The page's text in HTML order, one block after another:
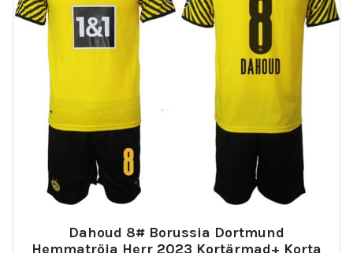
Dahoud 8# Borussia Dortmund
Hemmatröja Herr 2023 Kortärmad+ Korta